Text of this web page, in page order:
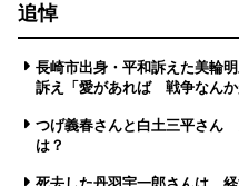
追悼
長崎市出身・平和訴えた美輪
訴え「愛があれば 戦争なんか
つげ義春さんと白土三平さん
は？